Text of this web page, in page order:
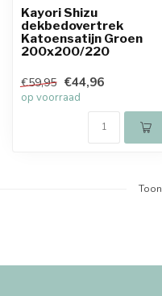
Kayori Shizu
dekbedovertrek
Katoensatijn Groen
200x200/220
€59,95 €44,96
op voorraad
Toon